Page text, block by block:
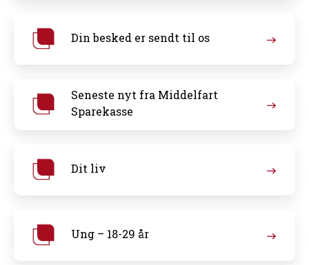
Din besked er sendt til os
Seneste nyt fra Middelfart
Sparekasse
Dit liv
Ung – 18-29 år